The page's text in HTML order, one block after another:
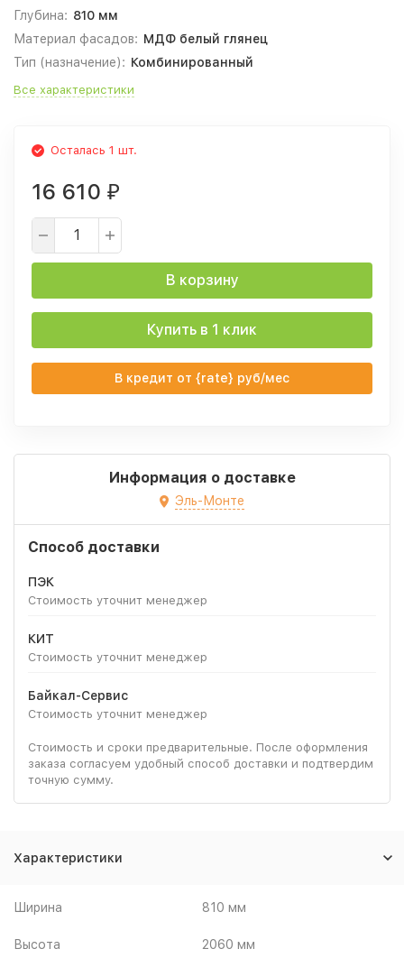
Глубина: 810 мм
Материал фасадов: МДФ белый глянец
Тип (назначение): Комбинированный
Все характеристики
Осталась 1 шт.
16 610 ₽
В корзину
Купить в 1 клик
В кредит от {rate} руб/мес
Информация о доставке
Эль-Монте
Способ доставки
ПЭК
Стоимость уточнит менеджер
КИТ
Стоимость уточнит менеджер
Байкал-Сервис
Стоимость уточнит менеджер
Стоимость и сроки предварительные. После оформления
заказа согласуем удобный способ доставки и подтвердим
точную сумму.
Характеристики
Ширина 810 мм
Высота 2060 мм